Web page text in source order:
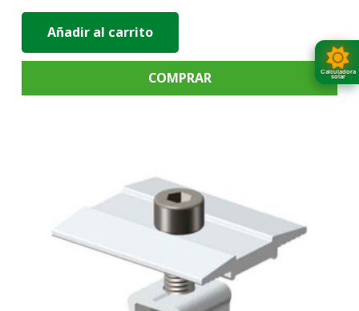
Calculadora
solar
Añadir al carrito
COMPRAR